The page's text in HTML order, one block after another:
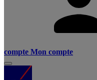
compte Mon compte